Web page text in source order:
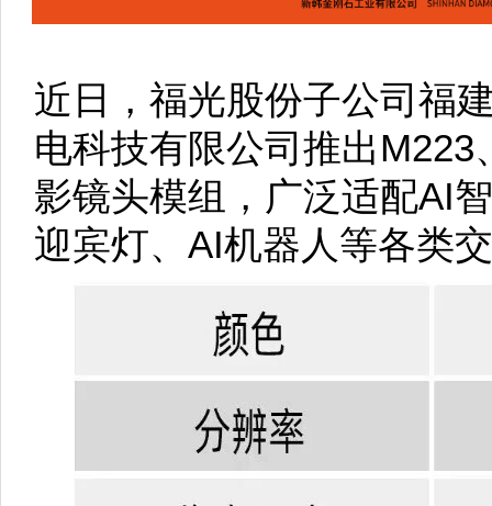
近日，福光股份子公司福
电科技有限公司推出M223
影镜头模组，广泛适配AI
迎宾灯、AI机器人等各类